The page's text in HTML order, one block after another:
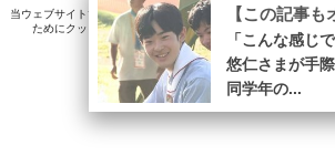
当ウェブサイトでは、ユーザのニーズ・興味・関⼼に合致したコ
ためにクッキーを使⽤しています。詳細は、
プライバシーポ
【この記事も
「こんな感じ
悠仁さまが手
同学年の...